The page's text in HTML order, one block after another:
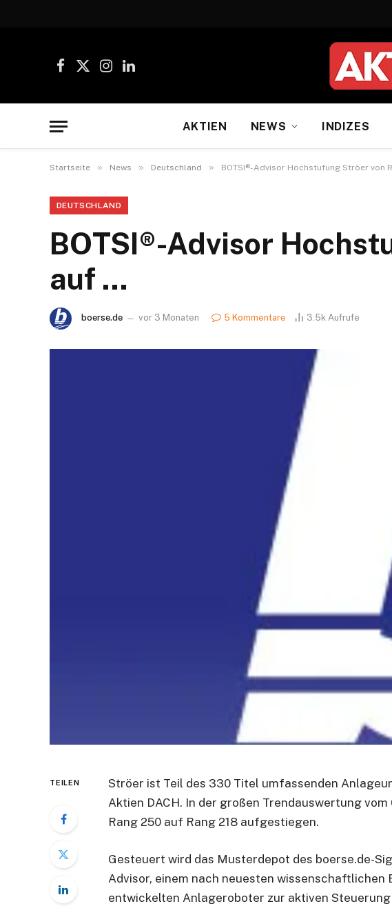
Facebook
X
InstagramLinkedIn
AKTIEN NEWS INDIZES
Startseite » News » Deutschland » BOTSI®-Advisor Hochstufung Ströer von
DEUTSCHLAND
BOTSI®-Advisor
auf …
boerse.de vor 3 Monaten 5 Kommentare 3.5k Aufrufe
TEILEN
Ströer ist Teil des 330 Titel umfassenden
Aktien DACH. In der großen Trendauswertung
Rang 250 auf Rang 218 aufgestiegen.
Gesteuert wird das Musterdepot des boerse.de-
Advisor, einem nach neuesten wissenschaftlichen
entwickelten Anlageroboter zur aktiven